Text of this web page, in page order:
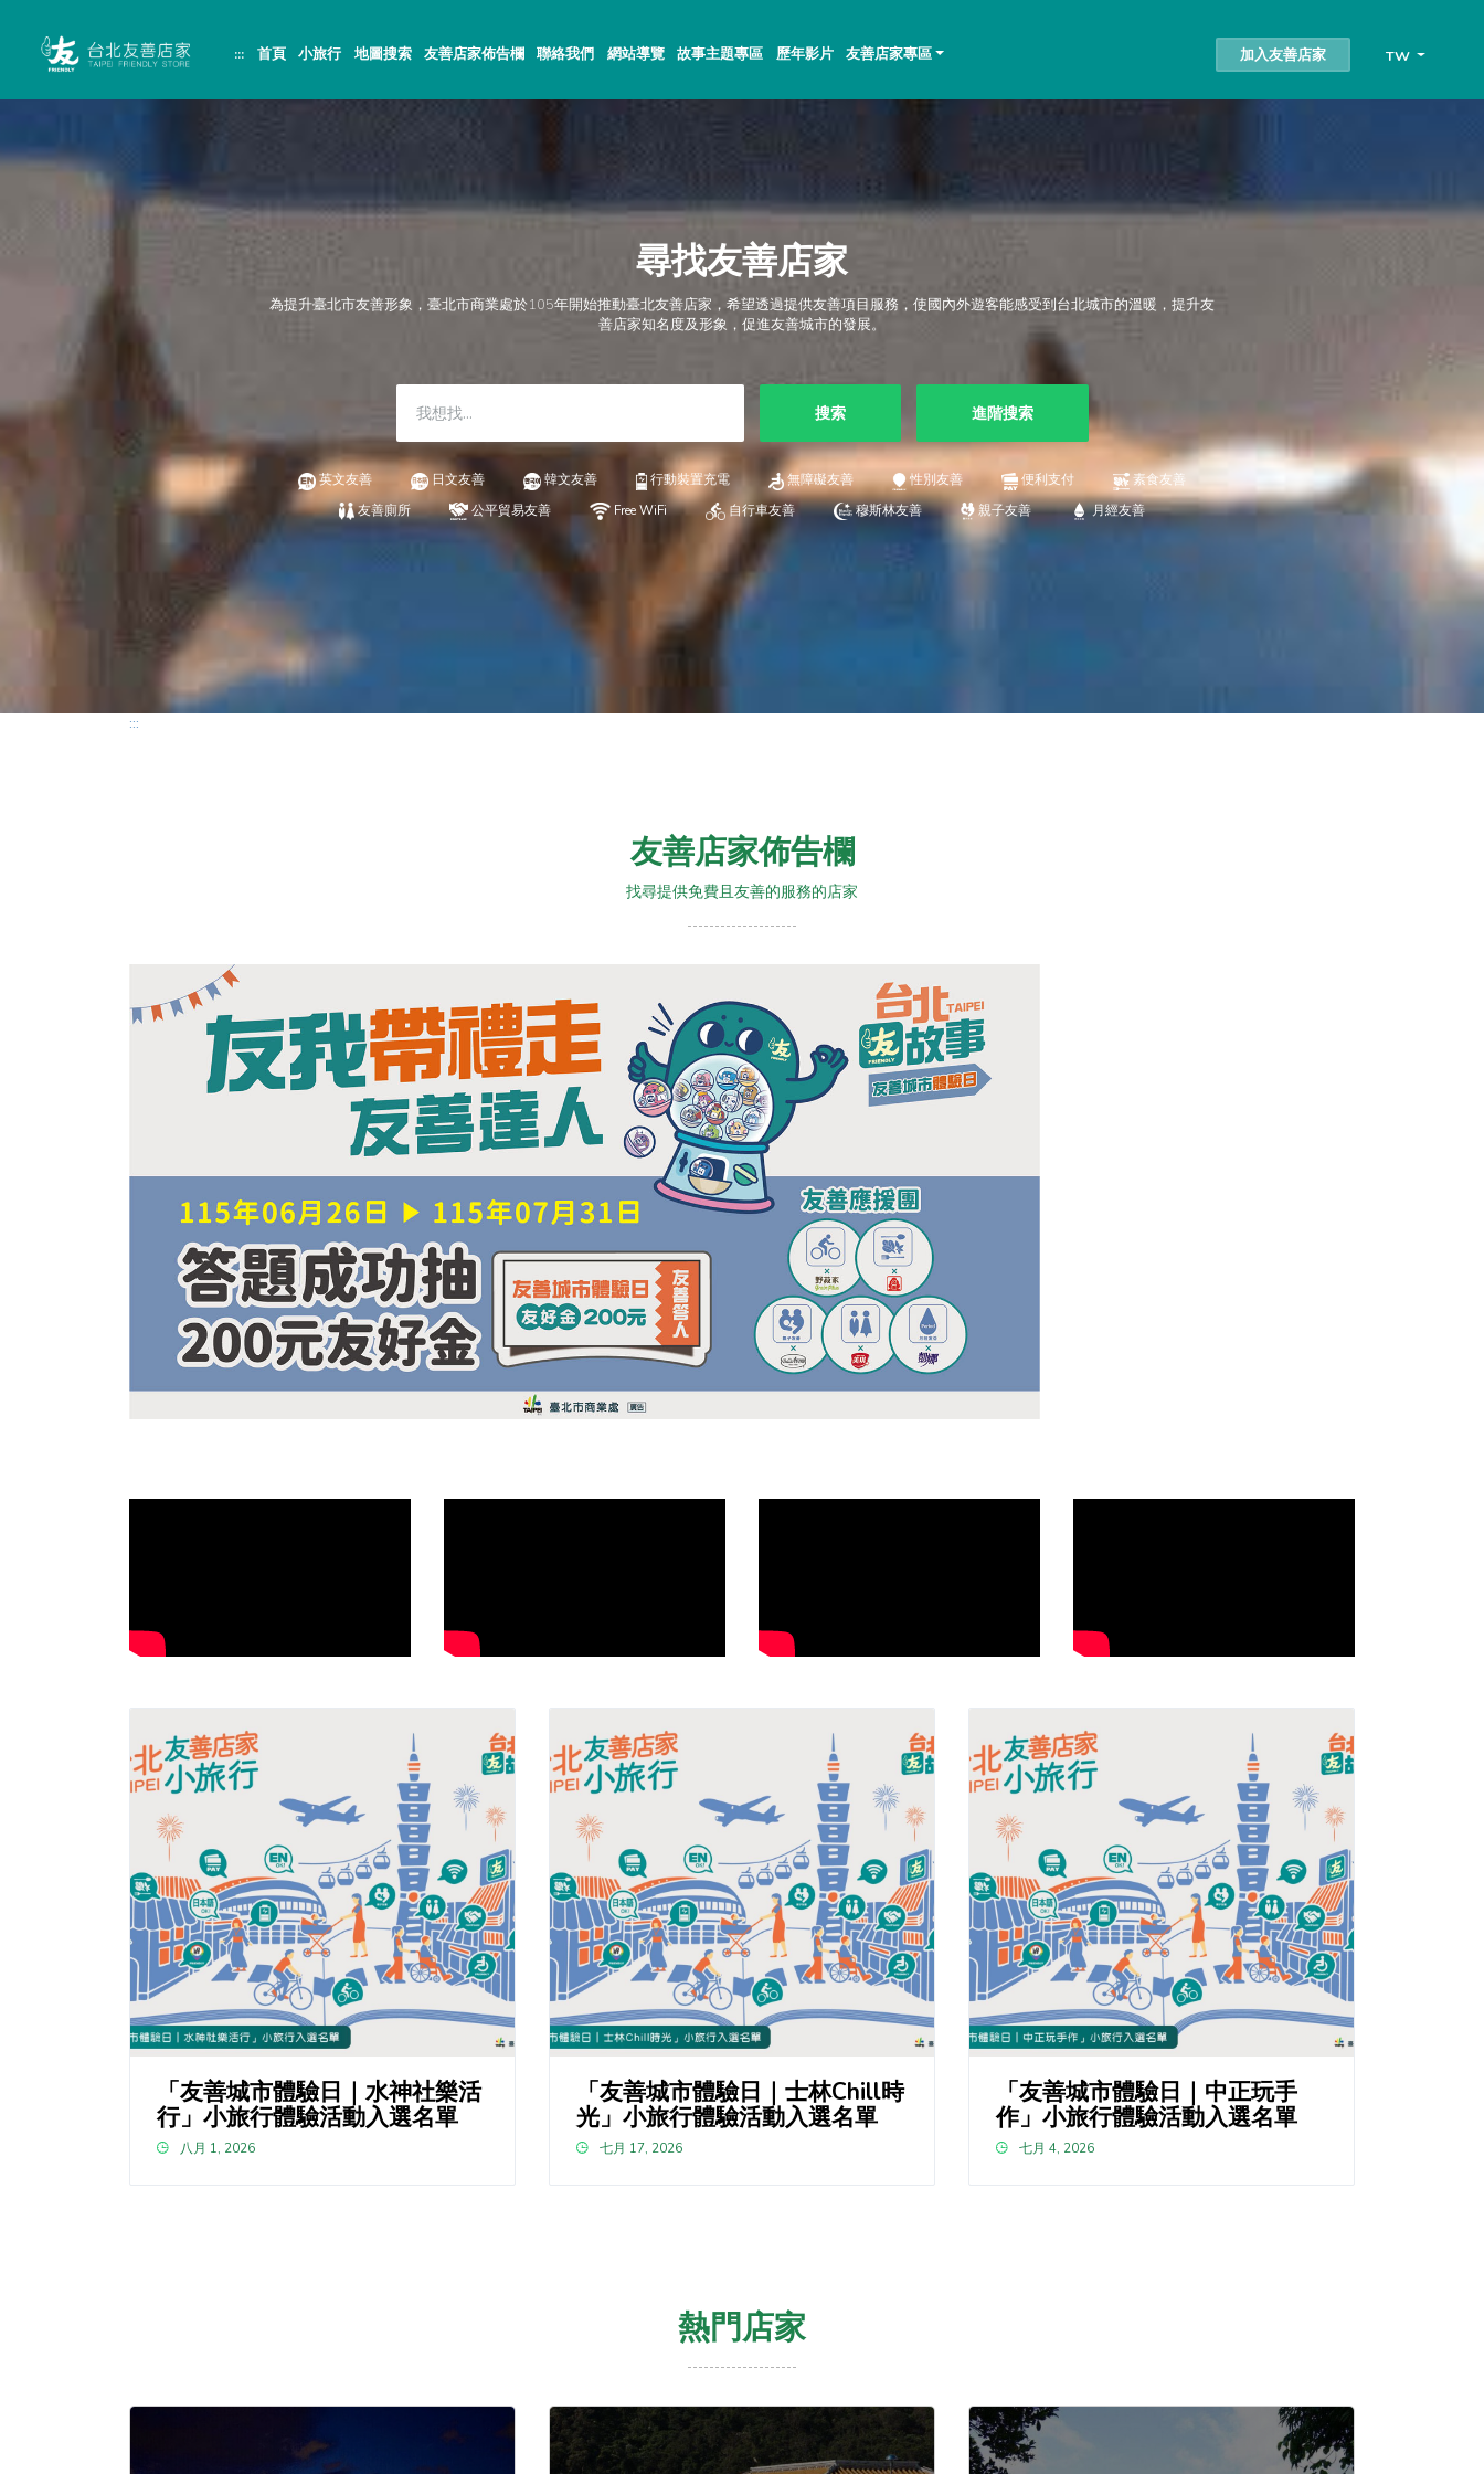
容
::: 首頁 小旅行 地圖搜索 友善店家佈告欄 聯絡我們 網站導覽 故事主題專區 歷年影片 友善店家專區 加入友善店家 TW
尋找友善店家
為提升臺北市友善形象，臺北市商業處於105年開始推動臺北友善店家，希望透過提供友善項目服務，使國內外遊客能感受到台北城市的溫暖，提升友
善店家知名度及形象，促進友善城市的發展。
搜索 進階搜索
英文友善 日文友善 韓文友善 行動裝置充電 無障礙友善 性別友善 便利支付
素食友善
友善廁所
公平貿易友善 Free WiFi 自行車友善 穆斯林友善 親子友善 月經友善
:::
友善店家佈告欄
找尋提供免費且友善的服務的店家
「友善城市體驗日｜水神社樂活
行」小旅行體驗活動入選名單
八月 1, 2026
「友善城市體驗日｜士林Chill時
光」小旅行體驗活動入選名單
七月 17, 2026
「友善城市體驗日｜中正玩手
作」小旅行體驗活動入選名單
七月 4, 2026
熱門店家